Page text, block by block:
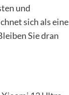
und
sich als eine
Sie dran